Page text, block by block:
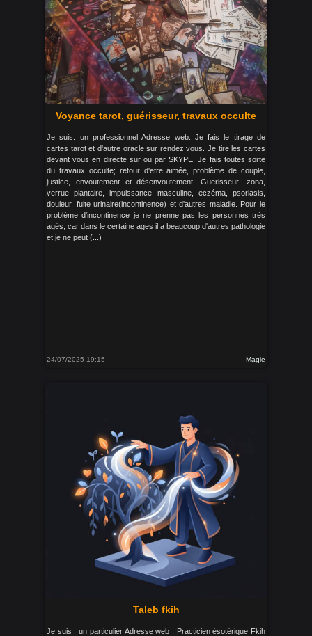
Voyance tarot, guérisseur, travaux occulte
Je suis: un professionnel Adresse web: Je fais le tirage de
cartes tarot et d'autre oracle sur rendez vous. Je tire les cartes
devant vous en directe sur ou par SKYPE. Je fais toutes sorte
du travaux occulte; retour d'etre aimée, problème de couple,
justice, envoutement et désenvoutement; Guerisseur: zona,
verrue plantaire, impuissance masculine, eczéma, psoriasis,
douleur, fuite urinaire(incontinence) et d'autres maladie. Pour le
problème d'incontinence je ne prenne pas les personnes très
agés, car dans le certaine ages il a beaucoup d'autres pathologie
et je ne peut (...)
24/07/2025 19:15 Magie
Taleb fkih
Je suis : un particulier Adresse web : Practicien ésotérique Fkih